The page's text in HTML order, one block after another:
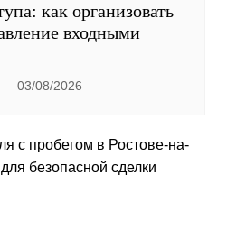
как организовать
входными
03/08/2026